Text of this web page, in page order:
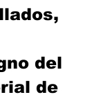
del
de